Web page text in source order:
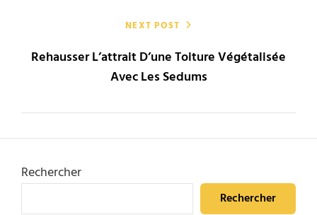
NEXT POST
Rehausser L’attrait D’une Toiture Végétalisée
Avec Les Sedums
Rechercher
Rechercher